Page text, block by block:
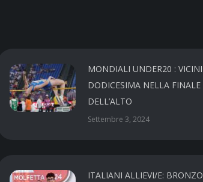
MONDIALI UNDER20 : VICINI
DODICESIMA NELLA FINALE
DELL’ALTO
Settembre 3, 2024
ITALIANI ALLIEVI/E: BRONZO